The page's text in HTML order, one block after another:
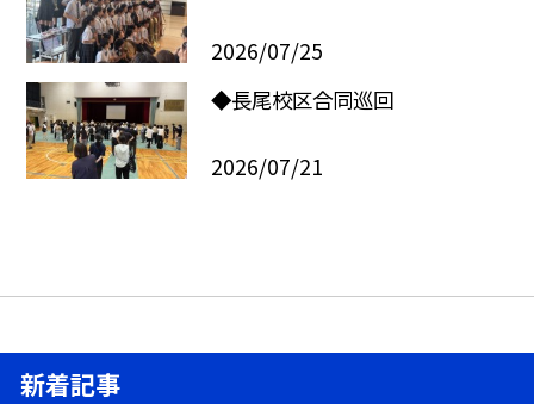
2026/07/25
◆長尾校区合同巡回
2026/07/21
新着記事